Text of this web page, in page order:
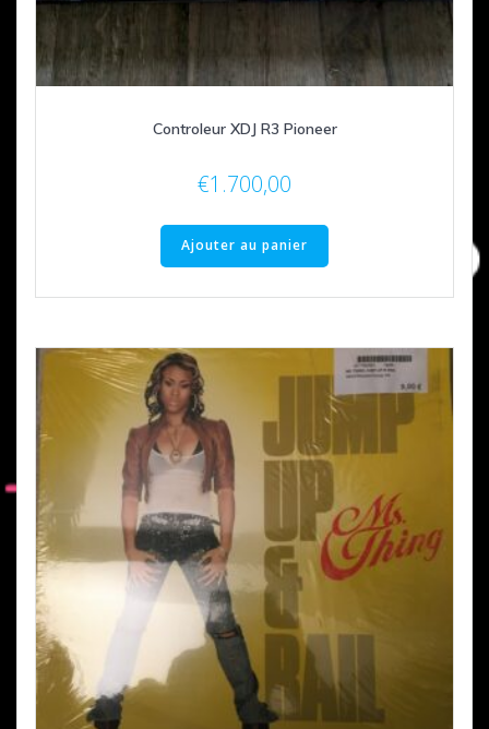
Controleur XDJ R3 Pioneer
€1.700,00
Ajouter au panier